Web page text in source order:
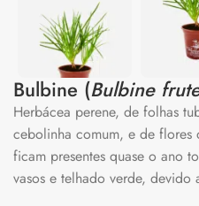
Bulbine (Bulbine
Herbácea perene, de folhas
cebolinha comum, e de flores
ficam presentes quase o ano
vasos e telhado verde, devido